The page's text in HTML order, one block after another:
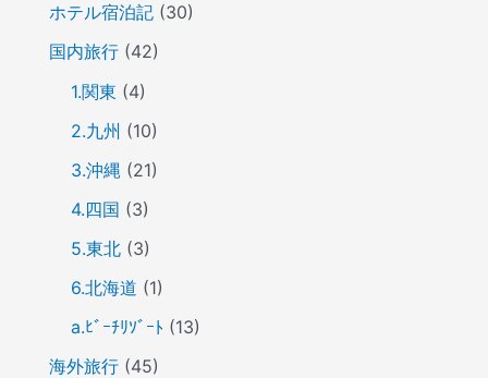
ホテル宿泊記(30)
国内旅行(42)
1.関東 (4)
2.九州 (10)
3.沖縄(21)
4.四国 (3)
5.東北(3)
6.北海道 (1)
a.ﾋﾞｰﾁﾘｿﾞｰﾄ (13)
海外旅行(45)